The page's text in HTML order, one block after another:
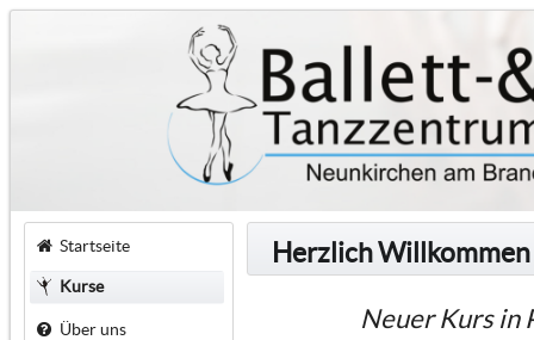
Startseite
Kurse
Über uns
Herzlich
Neuer Kurs in